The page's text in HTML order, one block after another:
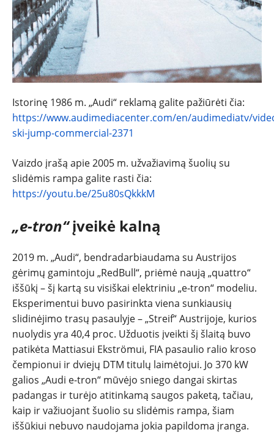
Istorinę 1986 m. „Audi“ reklamą galite pažiūrėti čia:
https://www.audimediacenter.com/en/audimediatv/
ski-jump-commercial-2371
Vaizdo įrašą apie 2005 m. užvažiavimą šuolių su
slidėmis rampa galite rasti čia:
https://youtu.be/25u80sQkkkM
„e-tron“įveikė kalną
2019 m. „Audi“, bendradarbiaudama su Austrijos
gėrimų gamintoju „RedBull“, priėmė naują „quattro“
iššūkį – šį kartą su visiškai elektriniu „e-tron“ modeliu.
Eksperimentui buvo pasirinkta viena sunkiausių
slidinėjimo trasų pasaulyje – „Streif“ Austrijoje, kurios
nuolydis yra 40,4 proc. Užduotis įveikti šį šlaitą buvo
patikėta Mattiasui Ekströmui, FIA pasaulio ralio kroso
čempionui ir dviejų DTM titulų laimėtojui. Jo 370 kW
galios „Audi e-tron“ mūvėjo sniego dangai skirtas
padangas ir turėjo atitinkamą saugos paketą, tačiau,
kaip ir važiuojant šuolio su slidėmis rampa, šiam
iššūkiui nebuvo naudojama jokia papildoma įranga.